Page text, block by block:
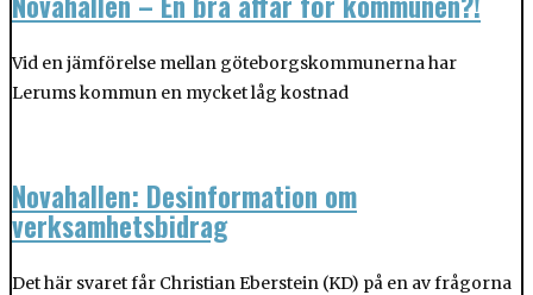
Vid en jämförelse mellan göteborgskommunerna har
Lerums kommun en mycket låg kostnad
Novahallen: Desinformation om
verksamhetsbidrag
Det här svaret får Christian Eberstein (KD) på en av frågorna